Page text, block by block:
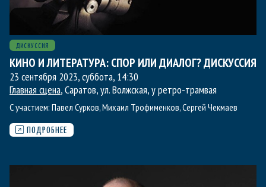
ДИСКУССИЯ
КИНО И ЛИТЕРАТУРА: СПОР ИЛИ ДИАЛОГ? ДИСКУССИЯ
23 сентября 2023, суббота, 14:30
Главная сцена, Саратов, ул. Волжская, у ретро-трамвая
С участием: Павел Сурков,Михаил Трофименков,Сергей Чекмаев
ПОДРОБНЕЕ